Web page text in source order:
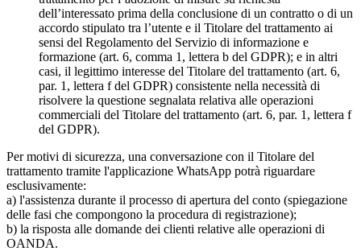
dell’interessato prima della conclusione di un contratto o di un
accordo stipulato tra l’utente e il Titolare del trattamento ai
sensi del Regolamento del Servizio di informazione e
formazione (art. 6, comma 1, lettera b del GDPR); e in altri
casi, il legittimo interesse del Titolare del trattamento (art. 6,
par. 1, lettera f del GDPR) consistente nella necessità di
risolvere la questione segnalata relativa alle operazioni
commerciali del Titolare del trattamento (art. 6, par. 1, lettera f
del GDPR).
Per motivi di sicurezza, una conversazione con il Titolare del
trattamento tramite l'applicazione WhatsApp potrà riguardare
esclusivamente:
a) l'assistenza durante il processo di apertura del conto (spiegazione
delle fasi che compongono la procedura di registrazione);
b) la risposta alle domande dei clienti relative alle operazioni di
OANDA.